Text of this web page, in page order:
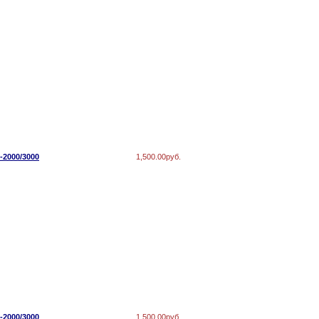
3000 1,500.00руб.
3000 1,500.00руб.